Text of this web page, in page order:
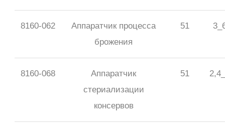
8160-062
Аппаратчик процесса
брожения
51
8160-068
Аппаратчик
стериализации
консервов
51